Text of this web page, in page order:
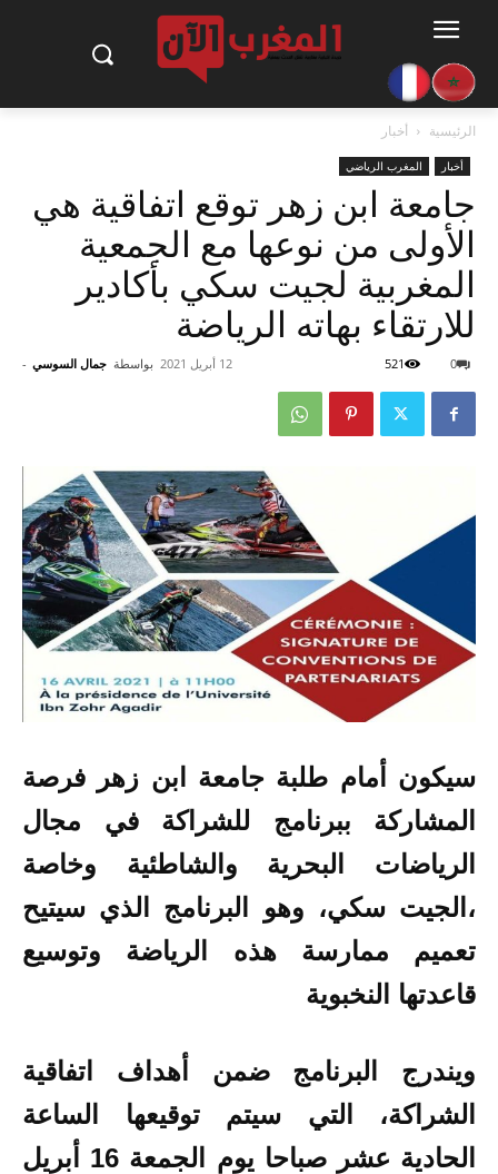
الرئيسية أخبار
أخبار المغرب الرياضي
جامعة ابن زهر توقع اتفاقية هي
الأولى من نوعها مع الجمعية
المغربية لجيت سكي بأكادير
للارتقاء بهاته الرياضة‎
بواسطة جمال السوسي - 12 أبريل 2021 0
521
سيكون أمام طلبة جامعة ابن زهر فرصة
المشاركة ببرنامج للشراكة في مجال
الرياضات البحرية والشاطئية وخاصة
،الجيت سكي، وهو البرنامج الذي سيتيح
تعميم ممارسة هذه الرياضة وتوسيع
قاعدتها النخبوية
ويندرج البرنامج ضمن أهداف اتفاقية
الشراكة، التي سيتم توقيعها الساعة
الحادية عشر صباحا يوم الجمعة 16 أبريل